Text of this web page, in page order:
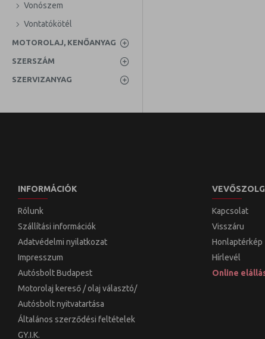
Vonószem
Vontatókötél
MOTOROLAJ, KENŐANYAG
SZERSZÁM
SZERVIZANYAG
INFORMÁCIÓK
Rólunk
Szállítási információk
Adatvédelmi nyilatkozat
Impresszum
Autósbolt Budapest
Motorolaj kereső / olaj választó/
Autósbolt nyitvatartása
Általános szerződési feltételek
GY.I.K.
Kapcsolat
Visszáru
Honlaptérkép
Hírlevél
Online